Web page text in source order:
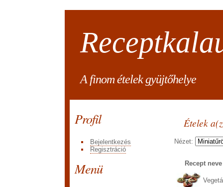
A finom ételek gyüjtőhelye
Profil
Bejelentkezés
Regisztráció
Menü
Ételek
Nézet:
Recept